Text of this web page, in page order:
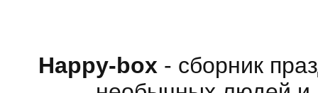
Happy-box - сборник